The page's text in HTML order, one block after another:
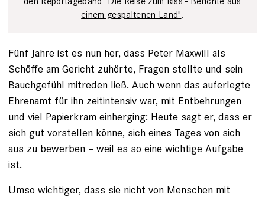
einem gespaltenen Land".
Fünf Jahre ist es nun her, dass Peter Maxwill als
Schöffe am Gericht zuhörte, Fragen stellte und sein
Bauchgefühl mitreden ließ. Auch wenn das auferlegte
Ehrenamt für ihn zeitintensiv war, mit Entbehrungen
und viel Papierkram einherging: Heute sagt er, dass er
sich gut vorstellen könne, sich eines Tages von sich
aus zu bewerben – weil es so eine wichtige Aufgabe
ist.
Umso wichtiger, dass sie nicht von Menschen mit